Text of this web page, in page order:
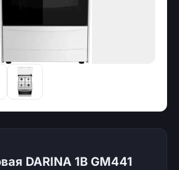
DARINA 1B GM441